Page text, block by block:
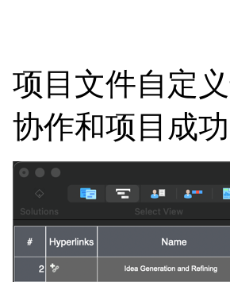
项目文件自定
协作和项目成